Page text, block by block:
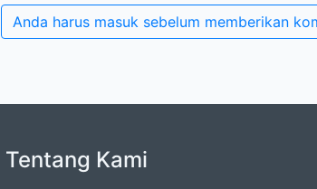
Anda harus masuk sebelum memberikan
Tentang Kami